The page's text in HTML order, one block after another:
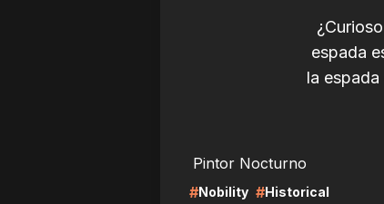
espada
la
Pintor Nocturno
#Nobility #Historical